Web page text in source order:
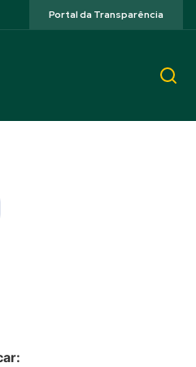
Portal da Transparência